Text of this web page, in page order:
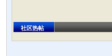
社区热帖